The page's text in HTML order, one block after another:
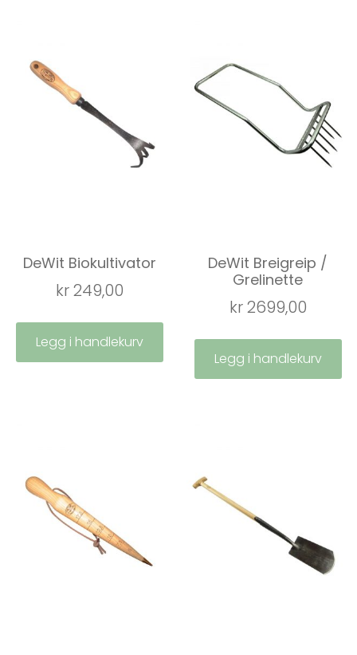
DeWit Biokultivator
kr249,00
Legg i handlekurv
DeWit Breigreip /
Grelinette
kr2699,00
Legg i handlekurv